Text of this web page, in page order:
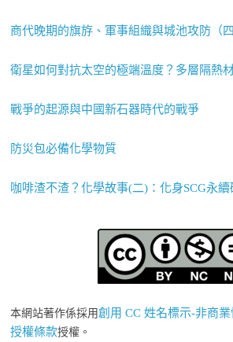
商代晚期的旗斿、軍事組織與城池攻防（四
衛星如何對抗太空的極端溫度？多層隔熱
戰爭的起源與中國新石器時代的戰爭
防災包必備化學物質
咖啡渣不渣？化學故事(二)：化身SCG永續
本網站著作係採用創用 CC 姓名標示-非商
授權條款授權。